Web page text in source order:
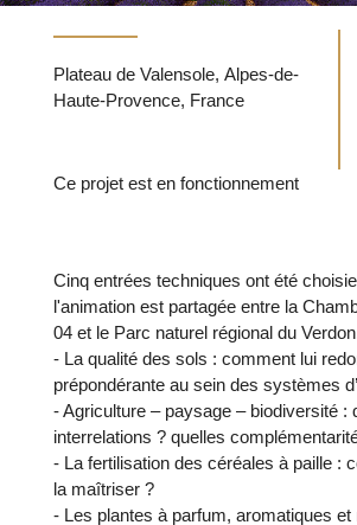
Plateau de Valensole, Alpes-de-
Haute-Provence, France
Ce projet est en fonctionnement
Cinq entrées techniques ont été
l'animation est partagée entre la
04 et le Parc naturel régional du
- La qualité des sols : comment lui
prépondérante au sein des systèmes
- Agriculture – paysage – biodiversité :
interrelations ? quelles
- La fertilisation des céréales à paille :
la maîtriser ?
- Les plantes à parfum, aromatiques et